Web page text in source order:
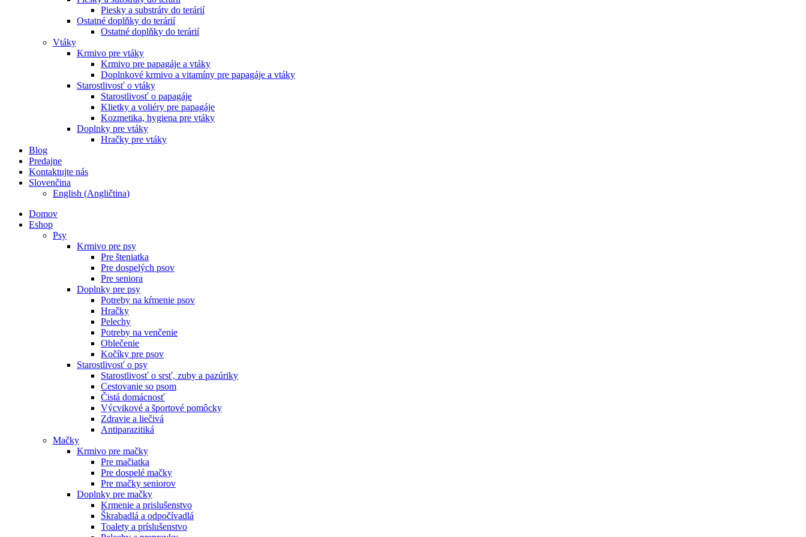
Piesky a substráty do terárií
Ostatné doplňky do terárií
Ostatné doplňky do terárií
Vtáky
Krmivo pre vtáky
Krmivo pre papagáje a vtáky
Doplnkové krmivo a vitamíny pre papagáje a vtáky
Starostlivosť o vtáky
Starostlivosť o papagáje
Klietky a voliéry pre papagáje
Kozmetika, hygiena pre vtáky
Doplnky pre vtáky
Hračky pre vtáky
Blog
Predajne
Kontaktujte nás
Slovenčina
English (Angličtina)
Domov
Eshop
Psy
Krmivo pre psy
Pre šteniatka
Pre dospelých psov
Pre seniora
Doplnky pre psy
Potreby na kŕmenie psov
Hračky
Pelechy
Potreby na venčenie
Oblečenie
Kočíky pre psov
Starostlivosť o psy
Starostlivosť o srsť, zuby a pazúriky
Cestovanie so psom
Čistá domácnosť
Výcvikové a športové pomôcky
Zdravie a liečivá
Antiparazitiká
Mačky
Krmivo pre mačky
Pre mačiatka
Pre dospelé mačky
Pre mačky seniorov
Doplnky pre mačky
Krmenie a prislušenstvo
Škrabadlá a odpočívadlá
Toalety а príslušenstvo